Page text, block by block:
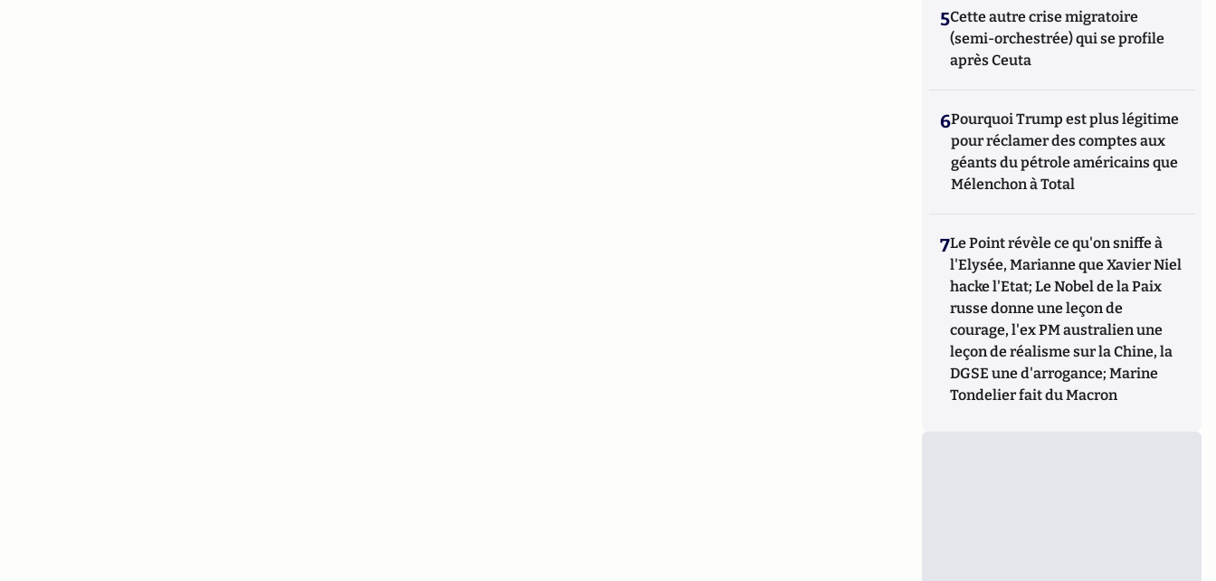
5Cette autre crise migratoire
(semi-orchestrée) qui se profile
après Ceuta
6Pourquoi Trump est plus légitime
pour réclamer des comptes aux
géants du pétrole américains que
Mélenchon à Total
7Le Point révèle ce qu'on sniffe à
l'Elysée, Marianne que Xavier Niel
hacke l'Etat; Le Nobel de la Paix
russe donne une leçon de
courage, l'ex PM australien une
leçon de réalisme sur la Chine, la
DGSE une d'arrogance; Marine
Tondelier fait du Macron